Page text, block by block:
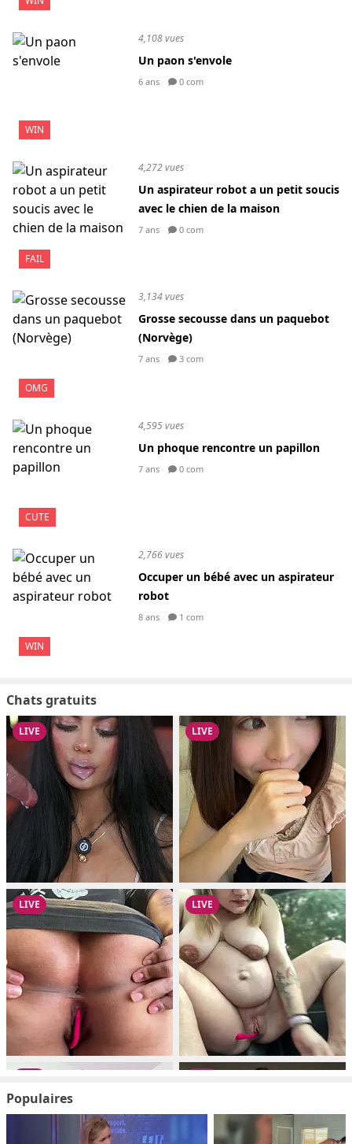
WIN
4,108 vues
Un paon s'envole
6 ans 0 com
FAIL
4,272 vues
Un aspirateur robot a un petit soucis
avec le chien de la maison
7 ans 0 com
OMG
3,134 vues
Grosse secousse dans un paquebot
(Norvège)
7 ans 3 com
CUTE
4,595 vues
Un phoque rencontre un papillon
7 ans 0 com
WIN
2,766 vues
Occuper un bébé avec un aspirateur
robot
8 ans 1 com
Chats gratuits
Populaires